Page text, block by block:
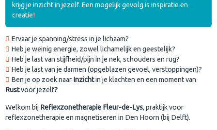
krijg je inzicht in jezelf. Een mogelijk gevolg is inspiratie en
creatie!
Ervaar je spanning/stress in je lichaam?
Heb je weinig energie, zowel lichamelijk en geestelijk?
Heb je last van stijfheid/pijn in je nek, schouders en rug?
Heb je last van je darmen (opgeblazen gevoel, verstoppingen)?
Ben je op zoek naar Inzichtin je klachten en een moment van
Rustvoor jezelf?
Welkom bij Reflexzonetherapie Fleur-de-Lys, praktijk voor
reflexzonetherapie en magnetiseren in Den Hoorn (bij Delft).